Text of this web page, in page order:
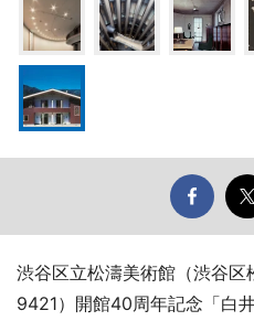
渋谷区立松濤美術館（渋谷
9421）開館40周年記念「白